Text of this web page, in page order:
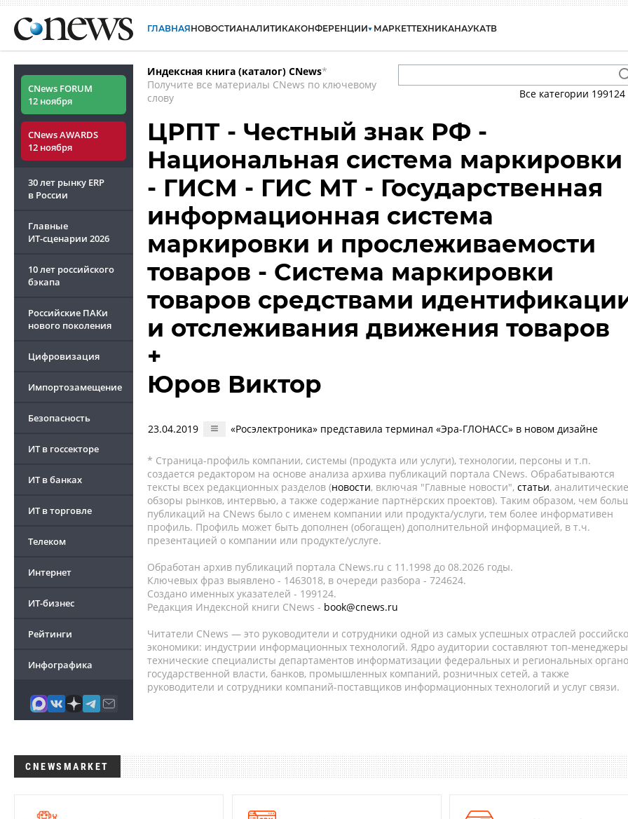
ГЛАВНАЯНОВОСТИАНАЛИТИКАКОНФЕРЕНЦИИ МАРКЕТТЕХНИКАНАУКАТВ
CNews FORUM
12 ноября
CNews AWARDS
12 ноября
30 лет рынку ERP
в России
Главные
ИТ-сценарии 2026
10 лет российского
бэкапа
Российские ПАКи
нового поколения
Цифровизация
Импортозамещение
Безопасность
ИТ в госсекторе
ИТ в банках
ИТ в торговле
Телеком
Интернет
ИТ-бизнес
Рейтинги
Инфографика
Индексная книга (каталог) CNews*
Получите все материалы CNews по ключевому
слову
Все категории 199124
ЦРПТ - Честный знак РФ -
Национальная система маркировки
- ГИСМ - ГИС МТ - Государственная
информационная система
маркировки и прослеживаемости
товаров - Система маркировки
товаров средствами
и отслеживания движения товаров
+
Юров Виктор
23.04.2019 «Росэлектроника» представила терминал «Эра-ГЛОНАСС» в новом дизайне
* Страница-профиль компании, системы (продукта или услуги), технологии, персоны и т.п.
создается редактором на основе анализа архива публикаций портала CNews. Обрабатываются
тексты всех редакционных разделов (новости, включая "Главные новости", статьи, аналитические
обзоры рынков, интервью, а также содержание партнёрских проектов). Таким образом, чем
публикаций на CNews было с именем компании или продукта/услуги, тем более информативен
профиль. Профиль может быть дополнен (обогащен) дополнительной информацией, в т.ч.
презентацией о компании или продукте/услуге.
Обработан архив публикаций портала CNews.ru c 11.1998 до 08.2026 годы.
Ключевых фраз выявлено - 1463018, в очереди разбора - 724624.
Создано именных указателей - 199124.
Редакция Индексной книги CNews - book@cnews.ru
Читатели CNews — это руководители и сотрудники одной из самых успешных отраслей
экономики: индустрии информационных технологий. Ядро аудитории составляют топ-
технические специалисты департаментов информатизации федеральных и региональных
государственной власти, банков, промышленных компаний, розничных сетей, а также
руководители и сотрудники компаний-поставщиков информационных технологий и услуг связи.
CNEWSMARKET